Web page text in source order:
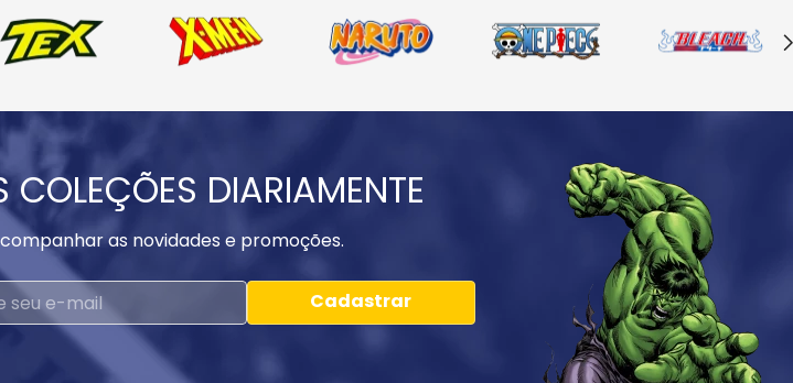
DIARIAMENTE
as novidades e promoções.
Cadastrar